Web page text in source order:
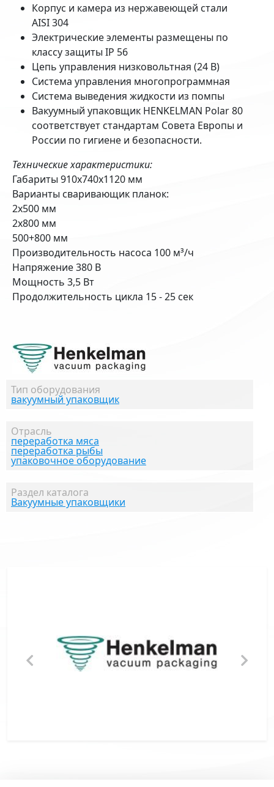
Тип оборудования
вакуумный упаковщик
Отрасль
переработка мяса
переработка рыбы
упаковочное оборудование
Раздел каталога
Вакуумные упаковщики
Корпус и камера из нержавеющей стали
AISI 304
Электрические элементы размещены по
классу защиты IP 56
Цепь управления низковольтная (24 В)
Система управления многопрограммная
Система выведения жидкости из помпы
Вакуумный упаковщик HENKELMAN Polar 80
соответствует стандартам Совета Европы и
России по гигиене и безопасности.
Технические характеристики:
Габариты 910х740х1120 мм
Варианты сваривающик планок:
2x500 мм
2x800 мм
500+800 мм
Производительность насоса 100 м³/ч
Напряжение 380 В
Мощность 3,5 Вт
Продолжительность цикла 15 - 25 сек